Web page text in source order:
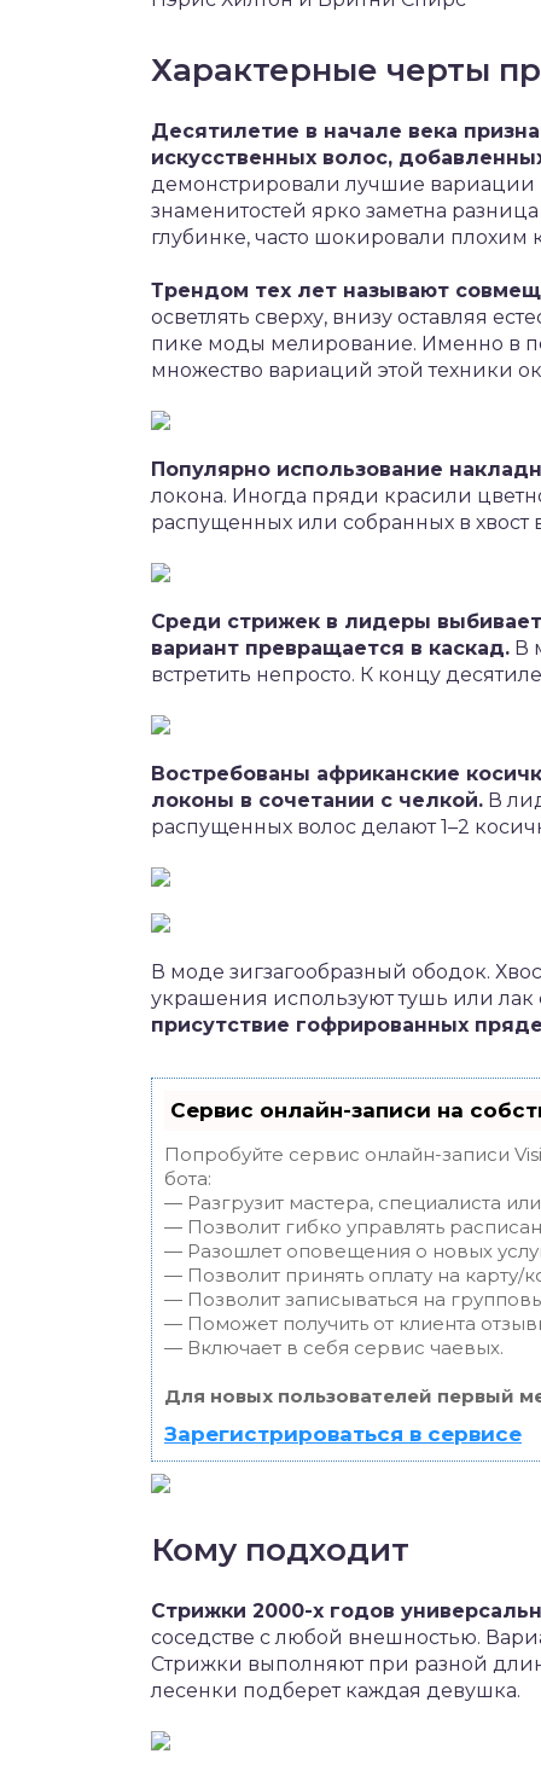
Характерные черты
Десятилетие в начале века
искусственных волос,
демонстрировали лучшие вариации
знаменитостей ярко заметна
глубинке, часто шокировали плохим
Трендом тех лет называют
осветлять сверху, внизу оставляя
пике моды мелирование. Именно в
множество вариаций этой техники
Популярно использование
локона. Иногда пряди красили
распущенных или собранных в хвост
Среди стрижек в лидеры
вариант превращается в каскад. В
встретить непросто. К концу
Востребованы африканские
локоны в сочетании с челкой. В
распущенных волос делают 1–2
В моде зигзагообразный ободок.
украшения используют тушь или лак
присутствие гофрированных
Сервис онлайн-записи на
Попробуйте сервис онлайн-записи
бота:
— Разгрузит мастера, специалиста
— Позволит гибко управлять
— Разошлет оповещения о новых
— Позволит принять оплату на карту/
— Позволит записываться на
— Поможет получить от клиента
— Включает в себя сервис чаевых.
Для новых пользователей первый
Зарегистрироваться в сервисе
Кому подходит
Стрижки 2000-х годов
соседстве с любой внешностью.
Стрижки выполняют при разной
лесенки подберет каждая девушка.